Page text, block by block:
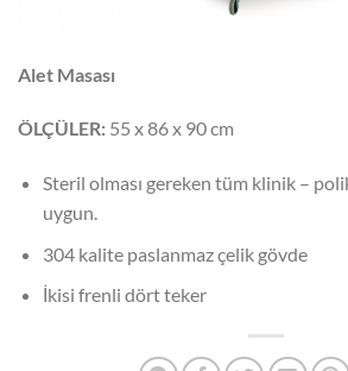
Alet Masası
ÖLÇÜLER: 55 x 86 x 90 cm
Steril olması gereken tüm klinik –
uygun.
304 kalite paslanmaz çelik gövde
İkisi frenli dört teker